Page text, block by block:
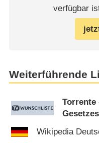
verfügbar
Weiterführende
Torrente
Gesetzes
Wikipedia